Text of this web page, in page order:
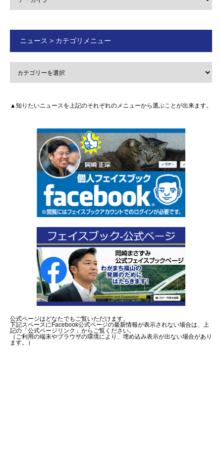
ニュース > カテゴリメニュー
▲知りたいニュースを上記のそれぞれのメニューから選ぶことが出来ます。
公式ページはどなたでもご覧いただけます。
下記スペースにFacebook公式ページの最新情報が表示されない場合は、上
記の「公式ページリンク」からご覧ください。
（ご利用の端末やブラウザの環境により、埋め込み表示が出ない場合があり
ます。）